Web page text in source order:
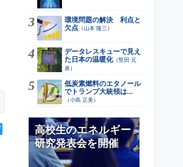
環境問題の解決 利点と
欠点 （山本 隆三 ）
データレスキューで見え
た日本の温暖化（堅田 元
喜）
低炭素燃料のエタノール
でトランプ大統領は...
（小島 正美）
高校生のエネルギー
研究発表会を開催